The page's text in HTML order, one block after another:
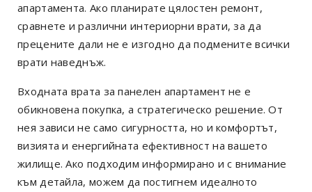
апартамента. Ако планирате цялостен ремонт,
сравнете и различни интериорни врати, за да
прецените дали не е изгодно да подмените всички
врати наведнъж.
Входната врата за панелен апартамент не е
обикновена покупка, а стратегическо решение. От
нея зависи не само сигурността, но и комфортът,
визията и енергийната ефективност на вашето
жилище. Ако подходим информирано и с внимание
към детайла, можем да постигнем идеалното